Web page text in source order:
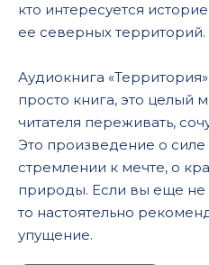
073
075
077
078
079
080
кто интересуется
ее северных территорий.
Аудиокнига
просто книга, это целый
читателя переживать,
Это произведение о силе
стремлении к мечте, о
природы. Если вы еще не
то настоятельно
упущение.